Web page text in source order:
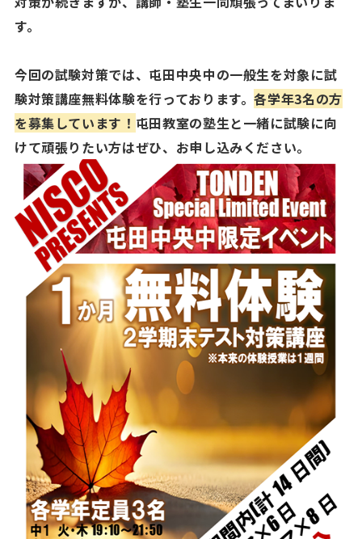
す。
今回の試験対策では、屯田中央中の一般生を対象に試
験対策講座無料体験を行っております。各学年3名の方
を募集しています！ 屯田教室の塾生と一緒に試験に向
けて頑張りたい方はぜひ、お申し込みください。